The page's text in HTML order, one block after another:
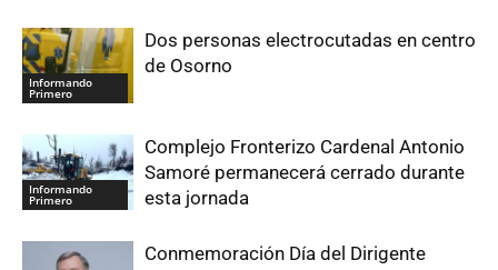
Informando
Primero
Dos personas electrocutadas en centro
de Osorno
Informando
Primero
Complejo Fronterizo Cardenal Antonio
Samoré permanecerá cerrado durante
esta jornada
Conmemoración Día del Dirigente